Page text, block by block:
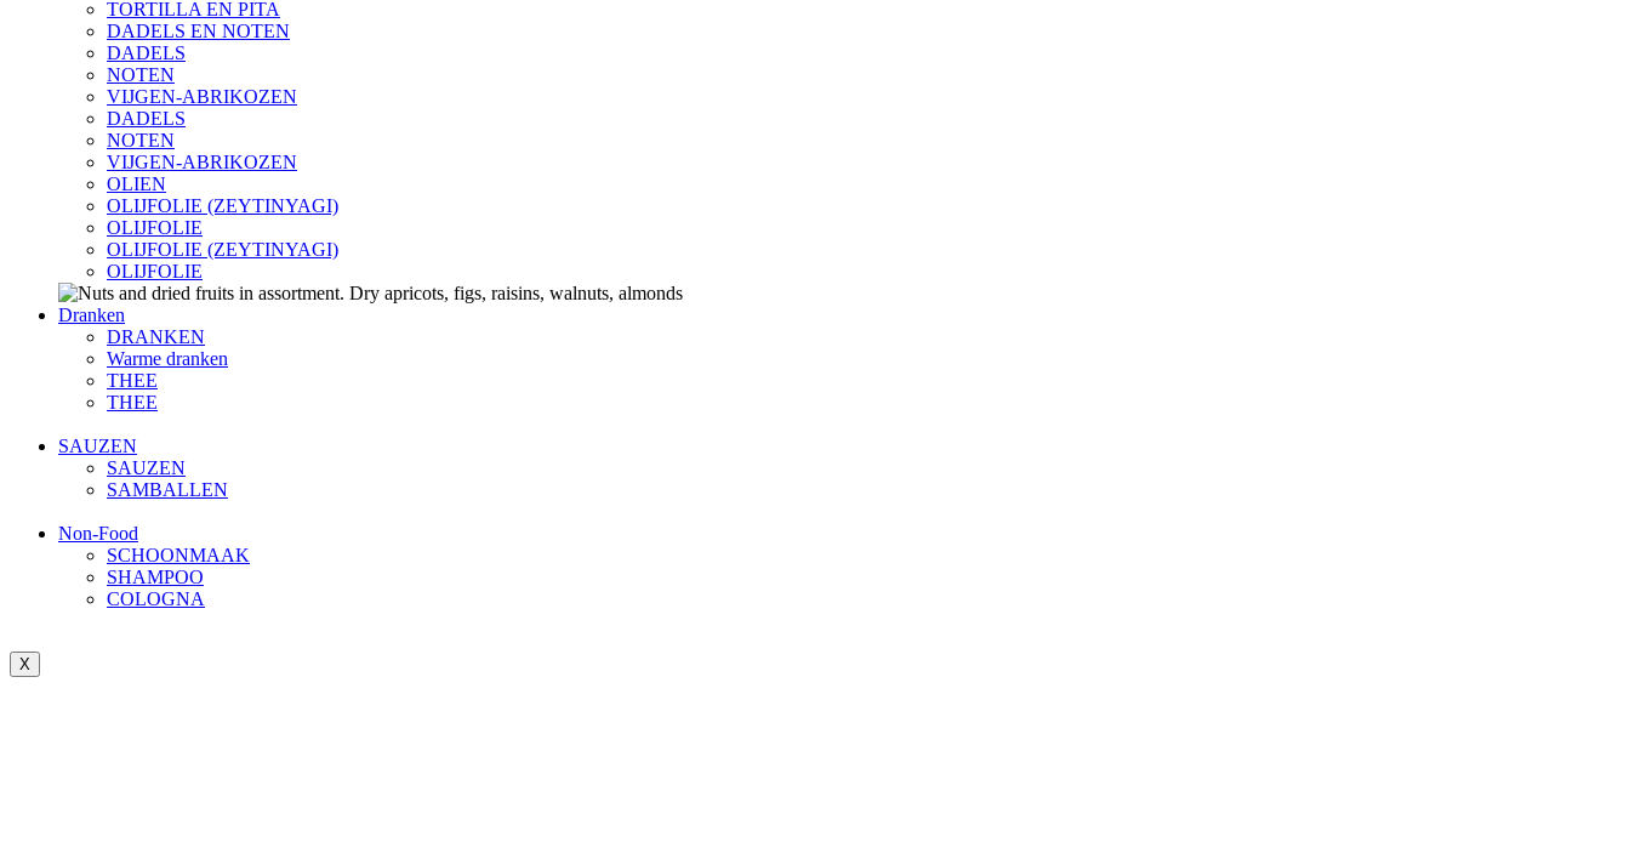
TORTILLA EN PITA
DADELS EN NOTEN
DADELS
NOTEN
VIJGEN-ABRIKOZEN
DADELS
NOTEN
VIJGEN-ABRIKOZEN
OLIEN
OLIJFOLIE (ZEYTINYAGI)
OLIJFOLIE
OLIJFOLIE (ZEYTINYAGI)
OLIJFOLIE
Dranken
DRANKEN
Warme dranken
THEE
THEE
SAUZEN
SAUZEN
SAMBALLEN
Non-Food
SCHOONMAAK
SHAMPOO
COLOGNA
X